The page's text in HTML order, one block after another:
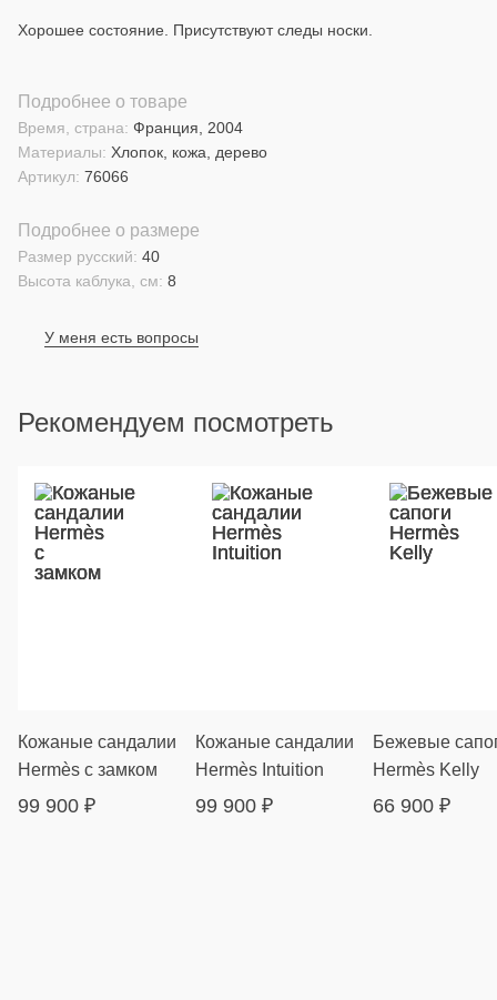
Хорошее состояние. Присутствуют следы носки.
Подробнее о товаре
Материалы: Хлопок, кожа, дерево
Время, страна: Франция, 2004
Артикул: 76066
Подробнее о размере
Высота каблука, см: 8
Размер русский: 40
У меня есть вопросы
Рекомендуем посмотреть
Кожаные сандалии
Hermès с замком
99 900 ₽
Кожаные сандалии
Hermès Intuition
99 900 ₽
Бежевые
Hermès Kelly
66 900 ₽